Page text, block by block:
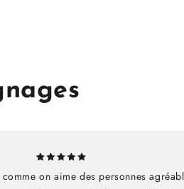
on aime des personnes